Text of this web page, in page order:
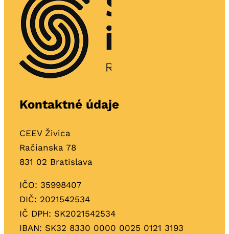
Kontaktné údaje
CEEV Živica
Račianska 78
831 02 Bratislava
IČO: 35998407
DIČ: 2021542534
IČ DPH: SK2021542534
IBAN: SK32 8330 0000 0025 0121 3193